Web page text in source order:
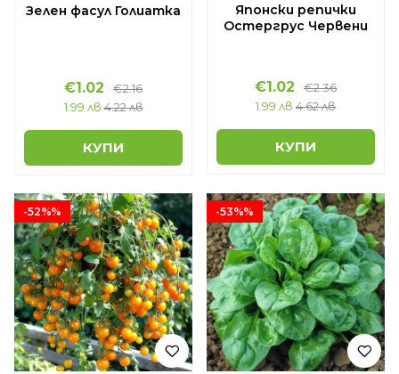
Зелен фасул Голиатка
€1.02
€2.16
1.99 лв 4.22 лв
КУПИ
Японски репички
Остергрус Червени
€1.02
€2.36
1.99 лв 4.62 лв
КУПИ
-52%% -53%%